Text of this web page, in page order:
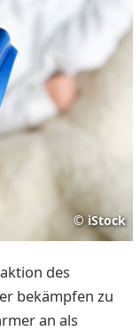
© iStock
des
bekämpfen zu
an als